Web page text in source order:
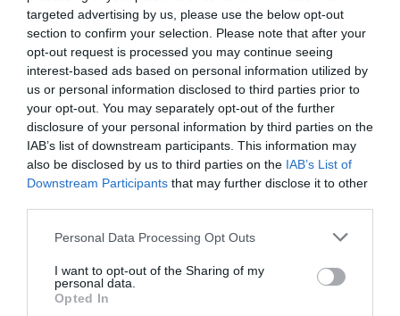
targeted advertising by us, please use the below opt-out
section to confirm your selection. Please note that after your
opt-out request is processed you may continue seeing
interest-based ads based on personal information utilized by
us or personal information disclosed to third parties prior to
your opt-out. You may separately opt-out of the further
disclosure of your personal information by third parties on the
IAB’s list of downstream participants. This information may
also be disclosed by us to third parties on the IAB’s List of
Downstream Participants that may further disclose it to other
Please note that this website/app uses one or more Google
not limited to your visit or usage behaviour. You may click to
grant or deny consent to Google and its third-party tags to
use your data for below specified purposes in below Google
Personal Data Processing Opt Outs
I want to opt-out of the Sharing of my
personal data.
Opted In
YOU MAY ALSO LIKE